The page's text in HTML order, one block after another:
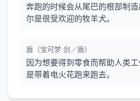
奔跑的时候会从尾巴的根部制
尔是很受欢迎的牧羊犬。
盾（宝可梦 剑／盾）
因为想要得到零食而帮助人类
是带着电火花跑来跑去。